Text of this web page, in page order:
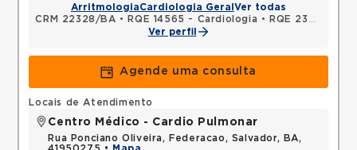
ArritmologiaCardiologia Geral Ver todas
CRM 22328/BA • RQE 14565 - Cardiologia •
RQE 23055 - Clínica médica
Ver perfil
Agende uma consulta
Locais de Atendimento
Centro Médico - Cardio Pulmonar
Rua Ponciano Oliveira, Federacao, Salvador, BA,